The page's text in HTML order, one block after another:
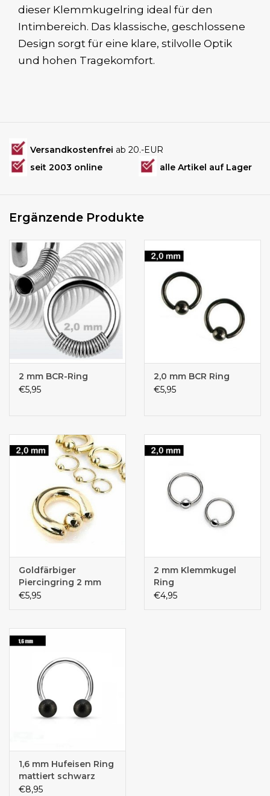
dieser Klemmkugelring ideal für den
Intimbereich. Das klassische, geschlossene
Design sorgt für eine klare, stilvolle Optik
und hohen Tragekomfort.
Versandkostenfrei ab 20.-EUR
seit 2003 online
alle Artikel auf Lager
Ergänzende Produkte
2 mm BCR-Ring
€5,95
2,0 mm BCR Ring
€5,95
Goldfärbiger
Piercingring 2 mm
€5,95
2 mm Klemmkugel
Ring
€4,95
1,6 mm Hufeisen Ring
mattiert schwarz
€8,95